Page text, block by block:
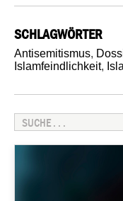
SCHLAGWÖRTER
Antisemitismus,
Islamfeindlichkeit,